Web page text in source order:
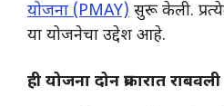
योजना (PMAY) सुरू केली.
या योजनेचा उद्देश आहे.
ही योजना दोन प्रकारात